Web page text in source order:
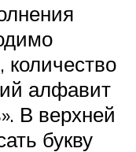
количество
алфавит
В верхней
букву